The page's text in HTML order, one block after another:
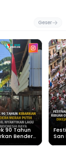
Geser
90 Tahun
Bendera
San